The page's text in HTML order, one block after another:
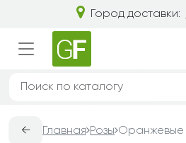
Город доставки:
← Главная Розы Оранжевые